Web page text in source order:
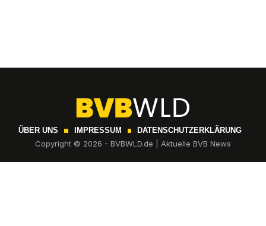
ÜBER UNS IMPRESSUM DATENSCHUTZERKLÄRUNG
Copyright © 2026 - BVBWLD.de | Aktuelle BVB News